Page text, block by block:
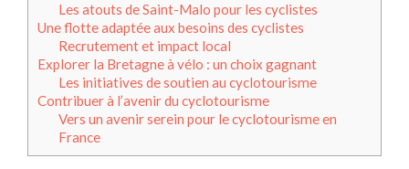
Les atouts de Saint-Malo pour les cyclistes
Une flotte adaptée aux besoins des cyclistes
Recrutement et impact local
Explorer la Bretagne à vélo : un choix gagnant
Les initiatives de soutien au cyclotourisme
Contribuer à l’avenir du cyclotourisme
Vers un avenir serein pour le cyclotourisme en
France